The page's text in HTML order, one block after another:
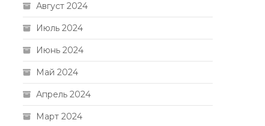
Август 2024
Июль 2024
Июнь 2024
Май 2024
Апрель 2024
Март 2024